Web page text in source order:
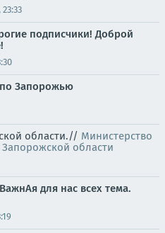
подписчики! Доброй
Запорожью
области.// Министерство
области
для нас всех тема.